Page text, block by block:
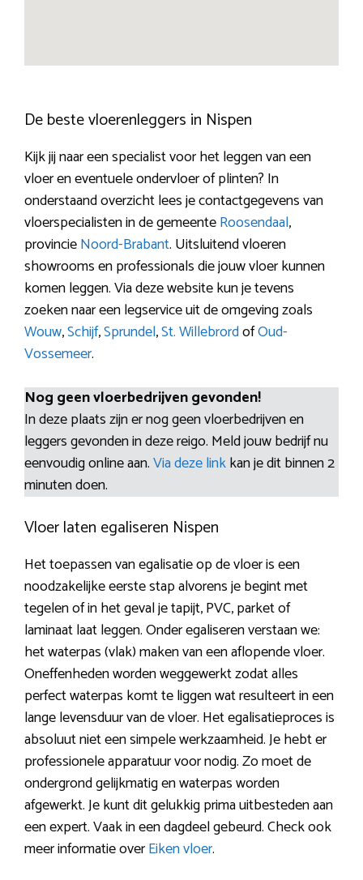
De beste vloerenleggers in Nispen
Kijk jij naar een specialist voor het leggen van een
vloer en eventuele ondervloer of plinten? In
onderstaand overzicht lees je contactgegevens van
vloerspecialisten in de gemeenteRoosendaal,
provincieNoord-Brabant. Uitsluitend vloeren
showrooms en professionals die jouw vloer kunnen
komen leggen. Via deze website kun je tevens
zoeken naar een legservice uit de omgeving zoals
Wouw,Schijf,Sprundel,St. WillebrordofOud-
Vossemeer.
Nog geen vloerbedrijven gevonden!
In deze plaats zijn er nog geen vloerbedrijven en
leggers gevonden in deze reigo. Meld jouw bedrijf nu
eenvoudig online aan.Via deze linkkan je dit binnen 2
minuten doen.
Vloer laten egaliseren Nispen
Het toepassen van egalisatie op de vloer is een
noodzakelijke eerste stap alvorens je begint met
tegelen of in het geval je tapijt, PVC, parket of
laminaat laat leggen. Onder egaliseren verstaan we:
het waterpas (vlak) maken van een aflopende vloer.
Oneffenheden worden weggewerkt zodat alles
perfect waterpas komt te liggen wat resulteert in een
lange levensduur van de vloer. Het egalisatieproces is
absoluut niet een simpele werkzaamheid. Je hebt er
professionele apparatuur voor nodig. Zo moet de
ondergrond gelijkmatig en waterpas worden
afgewerkt. Je kunt dit gelukkig prima uitbesteden aan
een expert. Vaak in een dagdeel gebeurd. Check ook
meer informatie overEiken vloer.